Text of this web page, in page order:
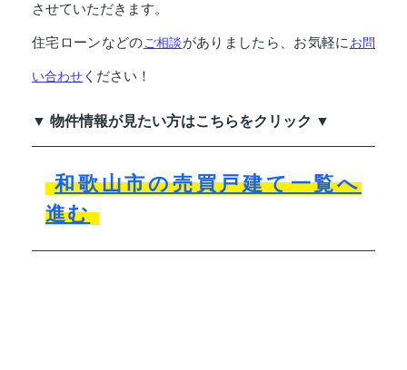
させていただきます。
住宅ローンなどのご相談がありましたら、お気軽にお問
い合わせ ください！
▼ 物件情報が見たい方はこちらをクリック ▼
和歌山市の売買戸建て一覧へ
進む